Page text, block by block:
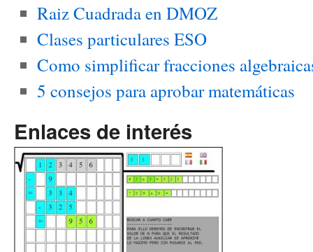
Raiz Cuadrada en DMOZ
Clases particulares ESO
Como simplificar fracciones
5 consejos para aprobar matemáticas
Enlaces de interés